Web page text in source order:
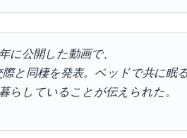
に公開した動画で、
と同棲を発表。ベッドで共に眠
らしていることが伝えられた。